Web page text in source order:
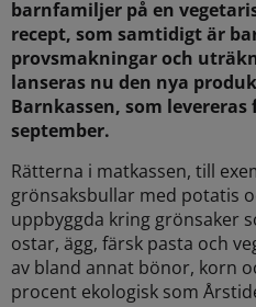
barnfamiljer på en
recept, som samtidigt är
provsmakningar och
lanseras nu den nya
Barnkassen, som levereras
september.
Rätterna i matkassen, till
grönsaksbullar med potatis
uppbyggda kring grönsaker
ostar, ägg, färsk pasta och
av bland annat bönor, korn
procent ekologisk som